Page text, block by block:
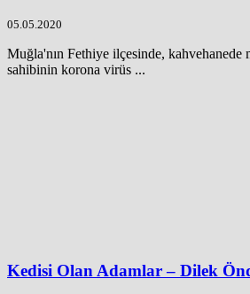
05.05.2020
Muğla'nın Fethiye ilçesinde, kahvehanede
sahibinin korona virüs ...
Kedisi Olan Adamlar – Dilek